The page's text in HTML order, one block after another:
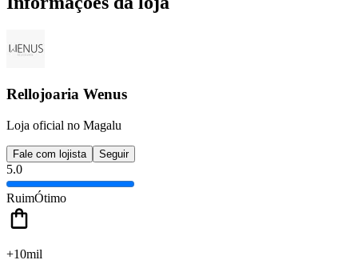
Rellojoaria Wenus
Loja oficial no Magalu
Fale com lojista Seguir
5.0
RuimÓtimo
+10mil